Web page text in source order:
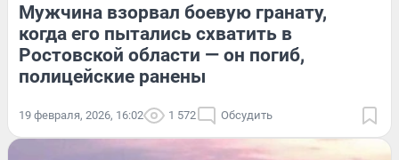
Мужчина взорвал боевую гранату,
когда его пытались схватить в
Ростовской области — он погиб,
полицейские ранены
19 февраля, 2026, 16:02 1 572 Обсудить